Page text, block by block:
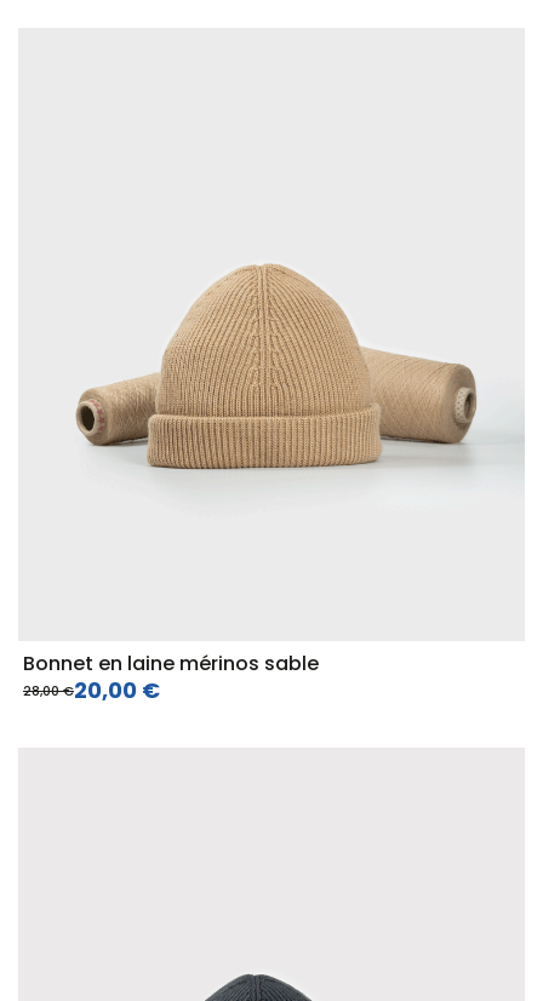
Bonnet en laine mérinos sable
28,00 €20,00 €